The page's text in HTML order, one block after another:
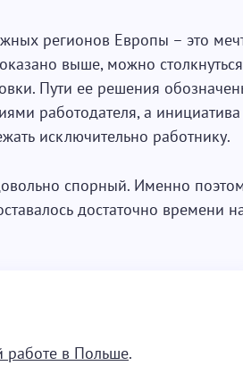
регионов Европы – это
выше, можно
Пути ее решения
работодателя, а инициатива
исключительно работнику.
спорный. Именно
достаточно времени
работе в Польше.